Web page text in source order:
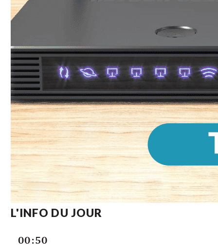
L'INFO DU JOUR
00:50